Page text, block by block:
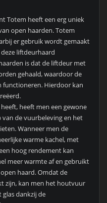
Totem heeft een erg uniek
open haarden. Totem
er gebruik wordt gemaakt
liftdeurhaard
is dat de liftdeur met
gehaald, waardoor de
functioneren. Hierdoor kan
heeft men een gewone
de vuurbeleving en het
Wanneer men de
warme kachel, met
hoog rendement kan
meer warmte af en gebruikt
haard. Omdat de
zijn, kan men het houtvuur
dankzij de